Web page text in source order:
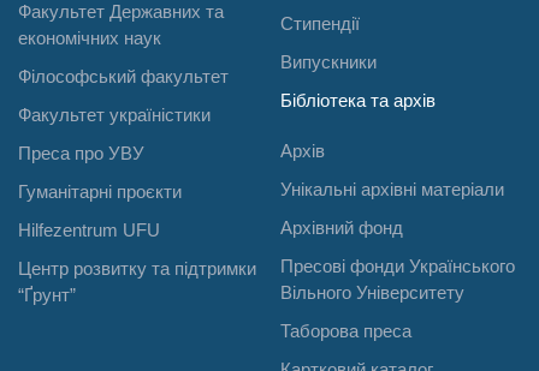
Факультет Державних та
економічних наук
Філософський факультет
Факультет україністики
Преса про УВУ
Гуманітарні проєкти
Hilfezentrum UFU
Центр розвитку та підтримки
“Ґрунт”
Стипендії
Випускники
Бібліотека та архів
Архів
Унікальні архівні матеріали
Архівний фонд
Пресові фонди Українського
Вільного Університету
Таборова преса